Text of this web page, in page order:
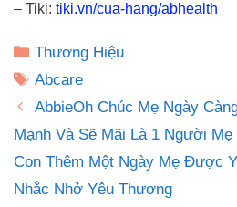
– Tiki: tiki.vn/cua-hang/abhealth
Danh
mục
Thương Hiệu
Thẻ
Abcare
AbbieOh Chúc Mẹ Ngày
Mạnh Và Sẽ Mãi Là 1 Người
Con Thêm Một Ngày Mẹ Được
Nhắc Nhở Yêu Thương